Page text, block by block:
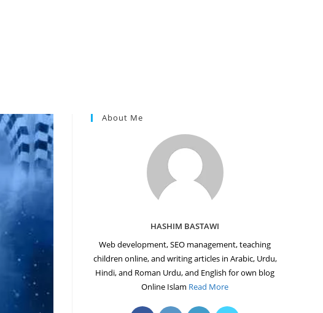
About Me
HASHIM BASTAWI
Web development, SEO management, teaching
children online, and writing articles in Arabic, Urdu,
Hindi, and Roman Urdu, and English for own blog
Online Islam Read More